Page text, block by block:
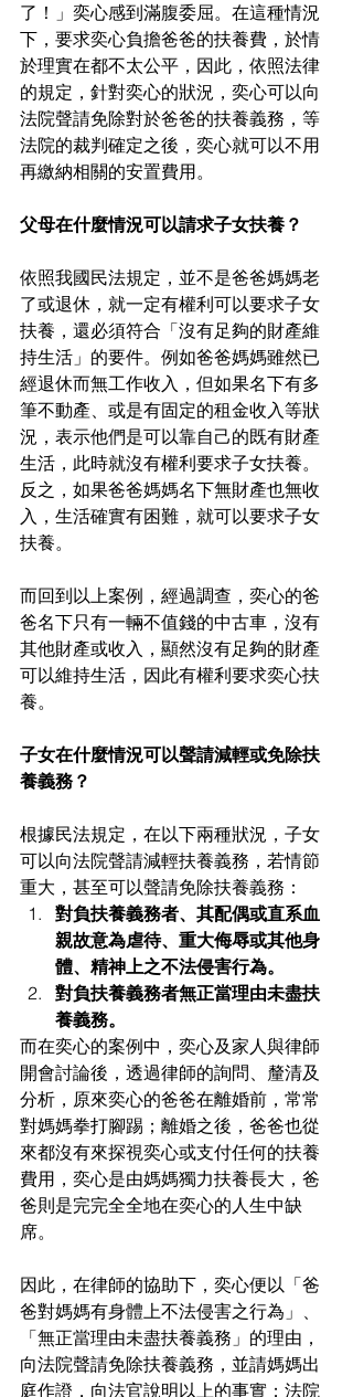
了！」奕心感到滿腹委屈。在這種情況
下，要求奕心負擔爸爸的扶養費，於情
於理實在都不太公平，因此，依照法律
的規定，針對奕心的狀況，奕心可以向
法院聲請免除對於爸爸的扶養義務，等
法院的裁判確定之後，奕心就可以不用
再繳納相關的安置費用。
父母在什麼情況可以請求子女扶養？
依照我國民法規定，並不是爸爸媽媽老
了或退休，就一定有權利可以要求子女
扶養，還必須符合「沒有足夠的財產維
持生活」的要件。例如爸爸媽媽雖然已
經退休而無工作收入，但如果名下有多
筆不動產、或是有固定的租金收入等狀
況，表示他們是可以靠自己的既有財產
生活，此時就沒有權利要求子女扶養。
反之，如果爸爸媽媽名下無財產也無收
入，生活確實有困難，就可以要求子女
扶養。
而回到以上案例，經過調查，奕心的爸
爸名下只有一輛不值錢的中古車，沒有
其他財產或收入，顯然沒有足夠的財產
可以維持生活，因此有權利要求奕心扶
養。
子女在什麼情況可以聲請減輕或免除扶
養義務？
根據民法規定，在以下兩種狀況，子女
可以向法院聲請減輕扶養義務，若情節
重大，甚至可以聲請免除扶養義務：
對負扶養義務者、其配偶或直系血
親故意為虐待、重大侮辱或其他身
體、精神上之不法侵害行為。
對負扶養義務者無正當理由未盡扶
養義務。
而在奕心的案例中，奕心及家人與律師
開會討論後，透過律師的詢問、釐清及
分析，原來奕心的爸爸在離婚前，常常
對媽媽拳打腳踢；離婚之後，爸爸也從
來都沒有來探視奕心或支付任何的扶養
費用，奕心是由媽媽獨力扶養長大，爸
爸則是完完全全地在奕心的人生中缺
席。
因此，在律師的協助下，奕心便以「爸
爸對媽媽有身體上不法侵害之行為」、
「無正當理由未盡扶養義務」的理由，
向法院聲請免除扶養義務，並請媽媽出
庭作證，向法官說明以上的事實；法院